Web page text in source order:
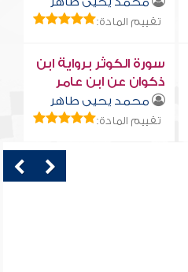
تقييم المادة:
سورة الكوثر برواية ابن
ذكوان عن ابن عامر
محمد يحيى طاهر
تقييم المادة: